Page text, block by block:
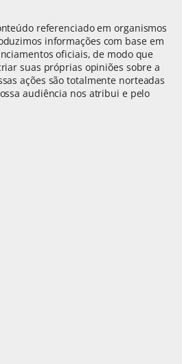
referenciado em organismos
informações com base em
oficiais, de modo que
suas próprias opiniões sobre a
ações são totalmente norteadas
audiência nos atribui e pelo